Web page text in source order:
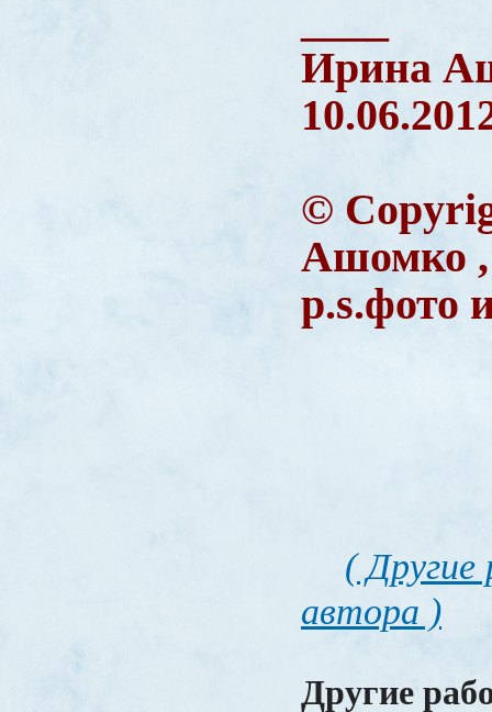
Ирина
©
Ашомко
р.s.фото
(
автора )
Другие